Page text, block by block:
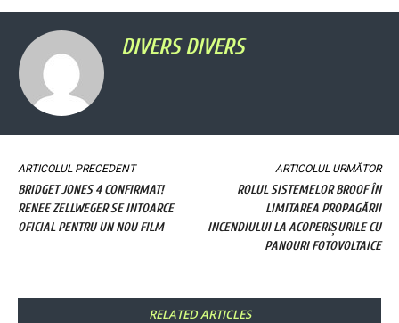
DIVERS DIVERS
ARTICOLUL PRECEDENT
BRIDGET JONES 4 CONFIRMAT!
RENEE ZELLWEGER SE INTOARCE
OFICIAL PENTRU UN NOU FILM
ARTICOLUL URMĂTOR
ROLUL SISTEMELOR BROOF ÎN
LIMITAREA PROPAGĂRII
INCENDIULUI LA ACOPERIȘURILE CU
PANOURI FOTOVOLTAICE
RELATED ARTICLES